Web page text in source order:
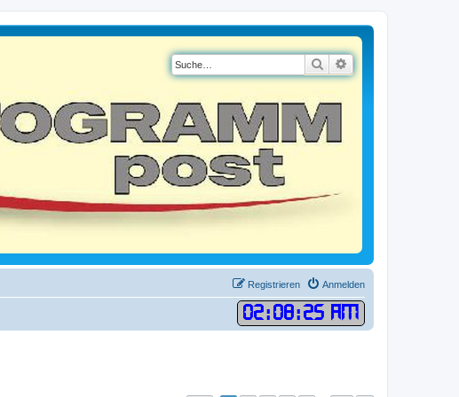
Suche
Anmelden
Registrieren
02:08:26 AM